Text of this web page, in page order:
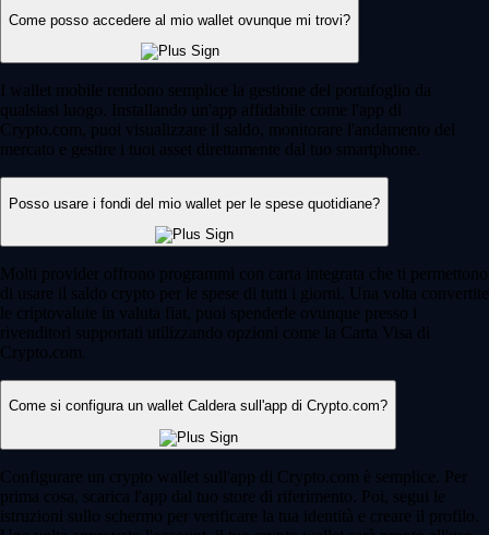
Come posso accedere al mio wallet ovunque mi trovi?
I wallet mobile rendono semplice la gestione del portafoglio da
qualsiasi luogo. Installando un'app affidabile come l'app di
Crypto.com, puoi visualizzare il saldo, monitorare l'andamento del
mercato e gestire i tuoi asset direttamente dal tuo smartphone.
Posso usare i fondi del mio wallet per le spese quotidiane?
Molti provider offrono programmi con carta integrata che ti permettono
di usare il saldo crypto per le spese di tutti i giorni. Una volta convertite
le criptovalute in valuta fiat, puoi spenderle ovunque presso i
rivenditori supportati utilizzando opzioni come la Carta Visa di
Crypto.com.
Come si configura un wallet Caldera sull'app di Crypto.com?
Configurare un crypto wallet sull'app di Crypto.com è semplice. Per
prima cosa, scarica l'app dal tuo store di riferimento. Poi, segui le
istruzioni sullo schermo per verificare la tua identità e creare il profilo.